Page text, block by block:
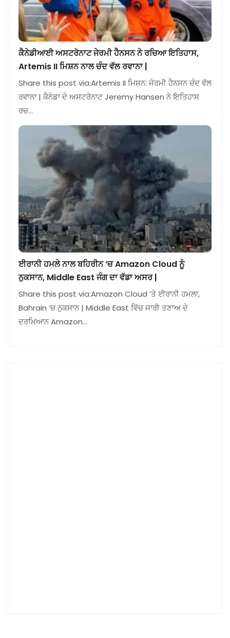
ਕੈਨੇਡੀਆਈ ਅਸਟਰੋਨਾਟ ਜੇਰਮੀ ਹੈਨਸਨ ਨੇ ਰਚਿਆ ਇਤਿਹਾਸ,
Artemis II ਮਿਸ਼ਨ ਨਾਲ ਚੰਦ ਵੱਲ ਰਵਾਨਾ |
Share this post via:Artemis II ਮਿਸ਼ਨ: ਜੇਰਮੀ ਹੈਨਸਨ ਚੰਦ ਵੱਲ
ਰਵਾਨਾ | ਕੈਨੇਡਾ ਦੇ ਅਸਟਰੋਨਾਟ Jeremy Hansen ਨੇ ਇਤਿਹਾਸ
ਰਚ…
ਈਰਾਨੀ ਹਮਲੇ ਨਾਲ ਬਹਿਰੀਨ ‘ਚ Amazon Cloud ਨੂੰ
ਨੁਕਸਾਨ, Middle East ਜੰਗ ਦਾ ਵੱਡਾ ਅਸਰ |
Share this post via:Amazon Cloud ‘ਤੇ ਈਰਾਨੀ ਹਮਲਾ,
Bahrain ‘ਚ ਨੁਕਸਾਨ | Middle East ਵਿੱਚ ਜਾਰੀ ਤਣਾਅ ਦੇ
ਦਰਮਿਆਨ Amazon…